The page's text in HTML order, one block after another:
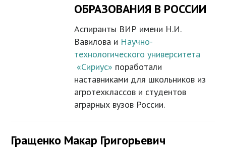
ОБРАЗОВАНИЯ В РОССИИ
Аспиранты ВИР имени Н.И.
Вавилова и Научно-
технологического университета
«Сириус» поработали
наставниками для школьников из
агротехклассов и студентов
аграрных вузов России.
Гращенко Макар Григорьевич